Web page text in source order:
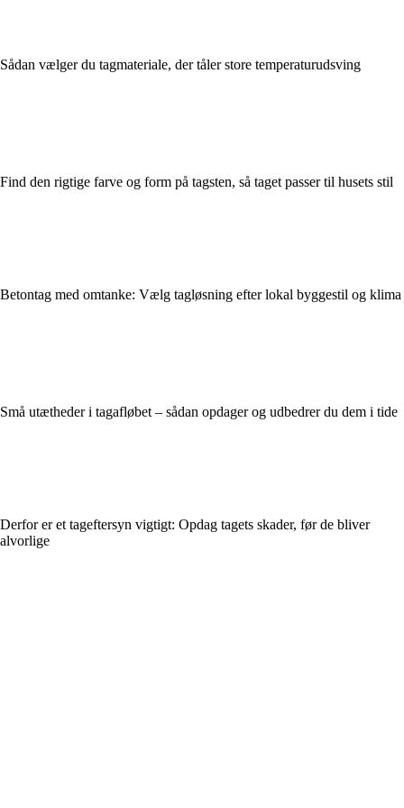
Sådan vælger du tagmateriale, der tåler store temperaturudsving
Find den rigtige farve og form på tagsten, så taget passer til husets stil
Betontag med omtanke: Vælg tagløsning efter lokal byggestil og klima
Små utætheder i tagafløbet – sådan opdager og udbedrer du dem i tide
Derfor er et tageftersyn vigtigt: Opdag tagets skader, før de bliver
alvorlige